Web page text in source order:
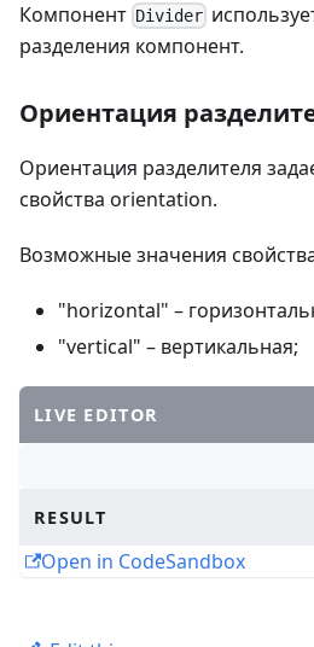
Компонент Divider
разделения компонент.
Ориентация
Ориентация разделителя
свойства orientation.
Возможные значения
"horizontal" –
"vertical" – вертикальная;
LIVE EDITOR
RESULT
Open in CodeSandbox